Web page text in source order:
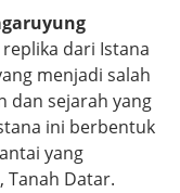
dari Istana
menjadi salah
dan sejarah yang
ini berbentuk
yang
Tanah Datar.